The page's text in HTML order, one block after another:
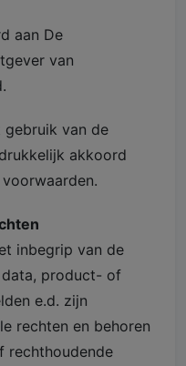
aan De
van
van de
akkoord
inbegrip van de
data, product- of
e.d. zijn
rechten en behoren
rechthoudende